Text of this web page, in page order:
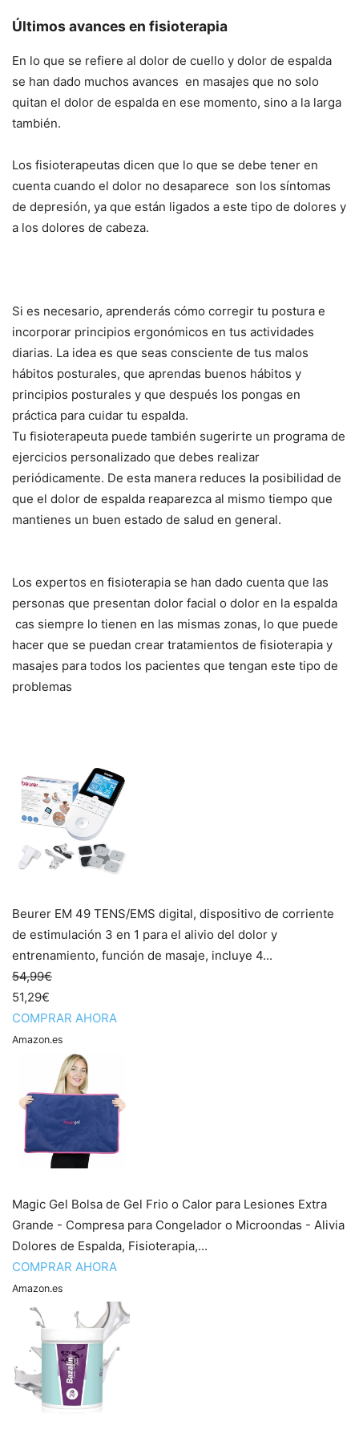
Últimos avances en fisioterapia
En lo que se refiere al dolor de cuello y dolor de espalda
se han dado muchos avances en masajes que no solo
quitan el dolor de espalda en ese momento, sino a la larga
también.
Los fisioterapeutas dicen que lo que se debe tener en
cuenta cuando el dolor no desaparece son los síntomas
de depresión, ya que están ligados a este tipo de dolores y
a los dolores de cabeza.
Si es necesario, aprenderás cómo corregir tu postura e
incorporar principios ergonómicos en tus actividades
diarias. La idea es que seas consciente de tus malos
hábitos posturales, que aprendas buenos hábitos y
principios posturales y que después los pongas en
práctica para cuidar tu espalda.
Tu fisioterapeuta puede también sugerirte un programa de
ejercicios personalizado que debes realizar
periódicamente. De esta manera reduces la posibilidad de
que el dolor de espalda reaparezca al mismo tiempo que
mantienes un buen estado de salud en general.
Los expertos en fisioterapia se han dado cuenta que las
personas que presentan dolor facial o dolor en la espalda
cas siempre lo tienen en las mismas zonas, lo que puede
hacer que se puedan crear tratamientos de fisioterapia y
masajes para todos los pacientes que tengan este tipo de
problemas
Beurer EM 49 TENS/EMS digital, dispositivo de corriente
de estimulación 3 en 1 para el alivio del dolor y
entrenamiento, función de masaje, incluye 4...
54,99€
51,29€
COMPRAR AHORA
Amazon.es
Magic Gel Bolsa de Gel Frio o Calor para Lesiones Extra
Grande - Compresa para Congelador o Microondas - Alivia
Dolores de Espalda, Fisioterapia,...
COMPRAR AHORA
Amazon.es